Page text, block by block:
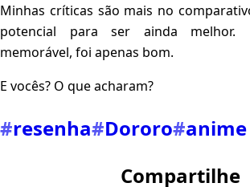
Minhas críticas são mais no
potencial para ser ainda melhor.
memorável, foi apenas bom.
E vocês? O que acharam?
#resenha#Dororo#anime
Compartilhe